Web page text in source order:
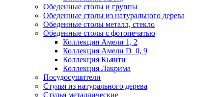
Обеденные столы и группы
Обеденные столы из натурального дерева
Обеденные столы металл, стекло
Обеденные столы с фотопечатью
Коллекция Амели 1, 2
Коллекция Амели D_0, 9
Коллекция Кьянти
Коллекция Лакрима
Посудосушители
Стулья из натурального дерева
Стулья металлические